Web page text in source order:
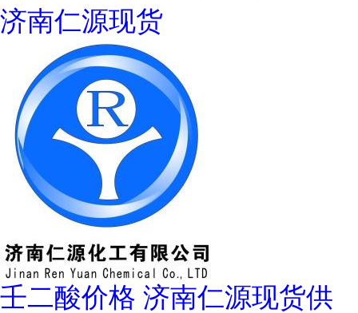
济南仁源现货
壬二酸价格 济南仁源现货供